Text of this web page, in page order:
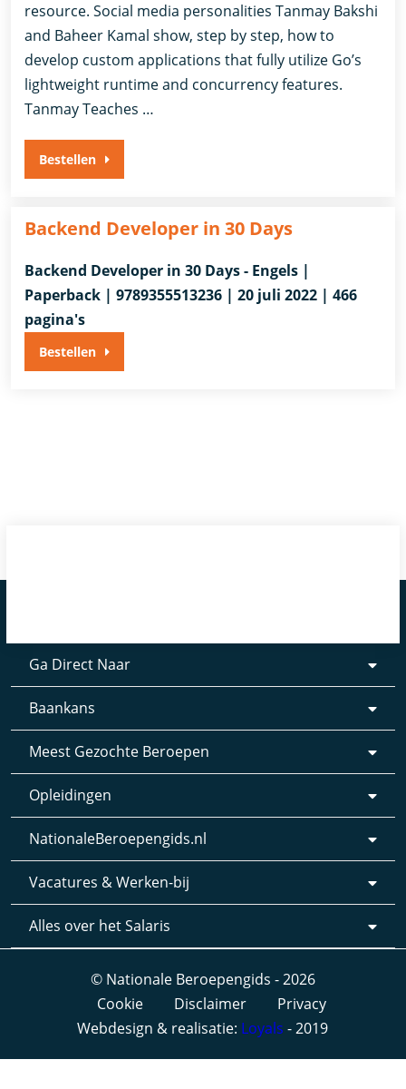
resource. Social media personalities Tanmay Bakshi
and Baheer Kamal show, step by step, how to
develop custom applications that fully utilize Go’s
lightweight runtime and concurrency features.
Tanmay Teaches …
Bestellen
Backend Developer in 30 Days
Backend Developer in 30 Days - Engels |
Paperback | 9789355513236 | 20 juli 2022 | 466
pagina's
Bestellen
Ga Direct Naar
Baankans
Meest Gezochte Beroepen
Opleidingen
NationaleBeroepengids.nl
Vacatures & Werken-bij
Alles over het Salaris
© Nationale Beroepengids - 2026
Cookie
Disclaimer
Privacy
Webdesign & realisatie: Loyals - 2019